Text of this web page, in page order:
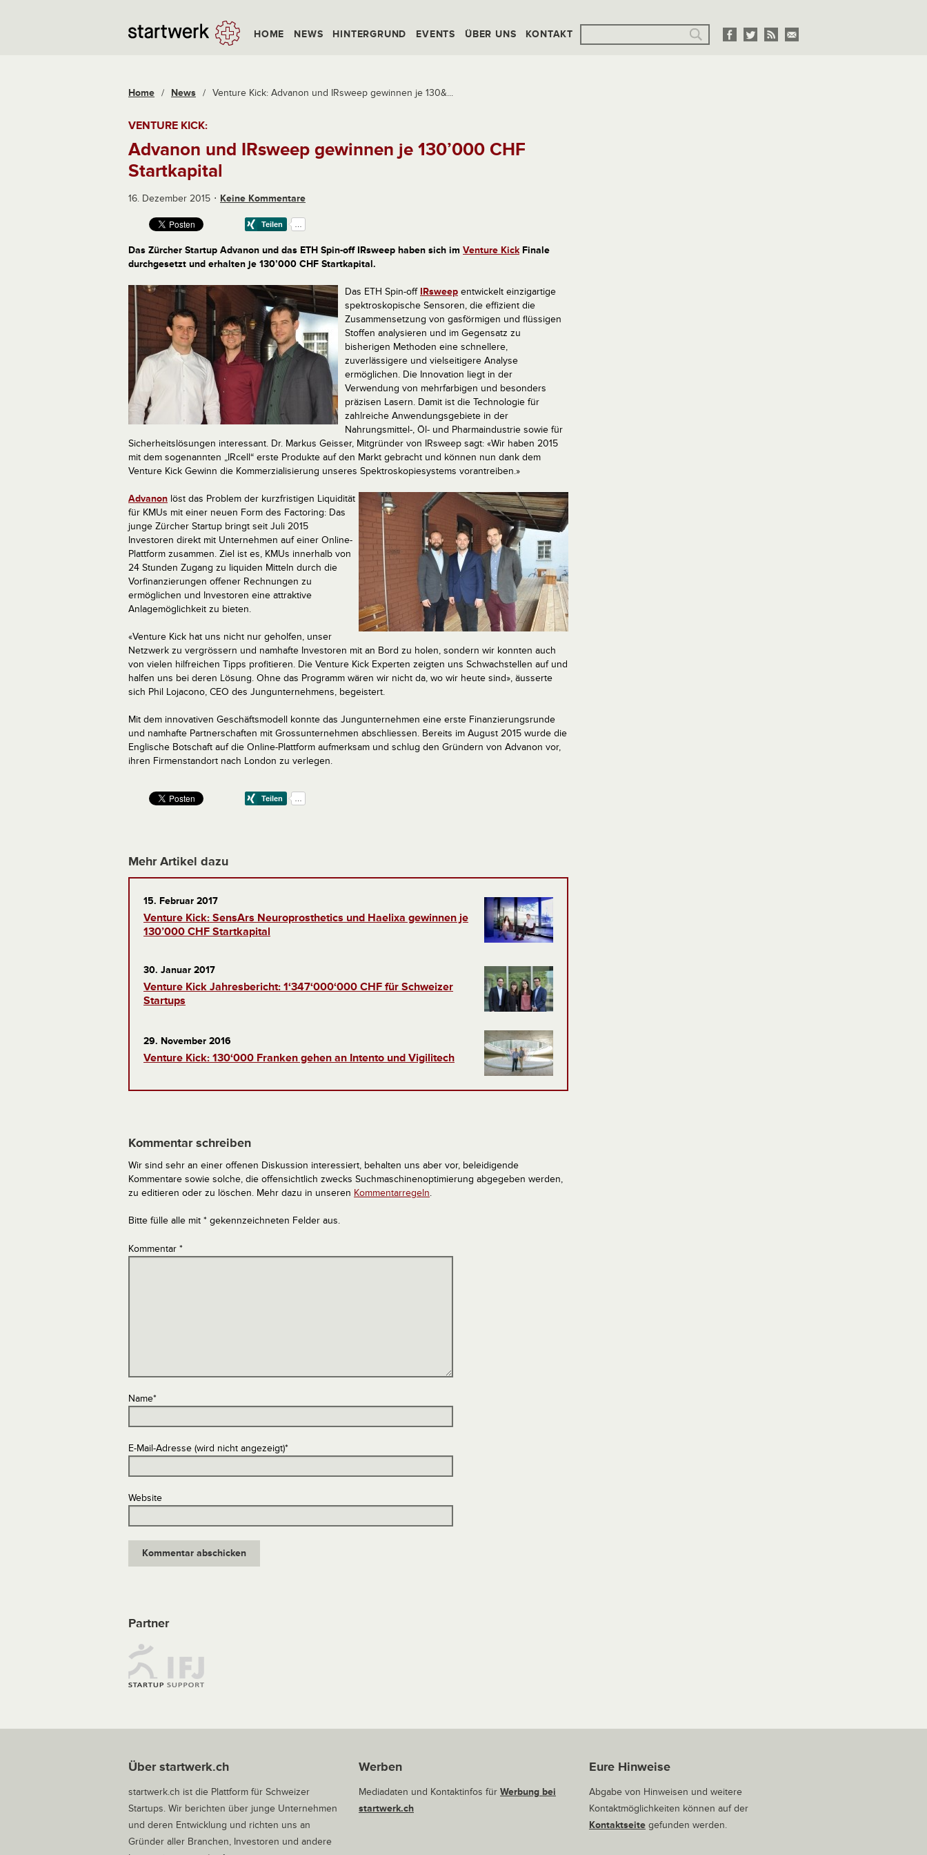
HOME NEWS HINTERGRUND EVENTS ÜBER UNS KONTAKT
Home / News / Venture Kick: Advanon und IRsweep gewinnen je 130&...
VENTURE KICK:
Advanon und IRsweep gewinnen je 130’000 CHF
Startkapital
16. Dezember 2015 Keine Kommentare
Das Zürcher Startup Advanon und das ETH Spin-off IRsweep haben sich im Venture KickFinale
durchgesetzt und erhalten je 130’000 CHF Startkapital.
Das ETH Spin-off IRsweep entwickelt einzigartige
spektroskopische Sensoren, die effizient die
Zusammensetzung von gasförmigen und flüssigen
Stoffen analysieren und im Gegensatz zu
bisherigen Methoden eine schnellere,
zuverlässigere und vielseitigere Analyse
ermöglichen. Die Innovation liegt in der
Verwendung von mehrfarbigen und besonders
präzisen Lasern. Damit ist die Technologie für
zahlreiche Anwendungsgebiete in der
Nahrungsmittel-, Öl- und Pharmaindustrie sowie für
Sicherheitslösungen interessant. Dr. Markus Geisser, Mitgründer von IRsweep sagt: «Wir haben 2015
mit dem sogenannten „IRcell“ erste Produkte auf den Markt gebracht und können nun dank dem
Venture Kick Gewinn die Kommerzialisierung unseres Spektroskopiesystems vorantreiben.»
Advanon löst das Problem der kurzfristigen Liquidität
für KMUs mit einer neuen Form des Factoring: Das
junge Zürcher Startup bringt seit Juli 2015
Investoren direkt mit Unternehmen auf einer Online-
Plattform zusammen. Ziel ist es, KMUs innerhalb von
24 Stunden Zugang zu liquiden Mitteln durch die
Vorfinanzierungen offener Rechnungen zu
ermöglichen und Investoren eine attraktive
Anlagemöglichkeit zu bieten.
«Venture Kick hat uns nicht nur geholfen, unser
Netzwerk zu vergrössern und namhafte Investoren mit an Bord zu holen, sondern wir konnten auch
von vielen hilfreichen Tipps profitieren. Die Venture Kick Experten zeigten uns Schwachstellen auf und
halfen uns bei deren Lösung. Ohne das Programm wären wir nicht da, wo wir heute sind», äusserte
sich Phil Lojacono, CEO des Jungunternehmens, begeistert.
Mit dem innovativen Geschäftsmodell konnte das Jungunternehmen eine erste Finanzierungsrunde
und namhafte Partnerschaften mit Grossunternehmen abschliessen. Bereits im August 2015 wurde die
Englische Botschaft auf die Online-Plattform aufmerksam und schlug den Gründern von Advanon vor,
ihren Firmenstandort nach London zu verlegen.
Mehr Artikel dazu
15. Februar 2017
Venture Kick: SensArs Neuroprosthetics und Haelixa gewinnen je
130’000 CHF Startkapital
30. Januar 2017
Venture Kick Jahresbericht: 1‘347‘000‘000 CHF für Schweizer
Startups
29. November 2016
Venture Kick: 130‘000 Franken gehen an Intento und Vigilitech
Kommentar schreiben
Wir sind sehr an einer offenen Diskussion interessiert, behalten uns aber vor, beleidigende
Kommentare sowie solche, die offensichtlich zwecks Suchmaschinenoptimierung abgegeben werden,
zu editieren oder zu löschen. Mehr dazu in unseren Kommentarregeln.
Bitte fülle alle mit * gekennzeichneten Felder aus.
Kommentar *
Name*
E-Mail-Adresse (wird nicht angezeigt)*
Website
Partner
Über startwerk.ch
startwerk.ch ist die Plattform für Schweizer
Startups. Wir berichten über junge Unternehmen
und deren Entwicklung und richten uns an
Gründer aller Branchen, Investoren und andere
Werben
Mediadaten und Kontaktinfos für Werbung bei
startwerk.ch
Eure Hinweise
Abgabe von Hinweisen und weitere
Kontaktmöglichkeiten können auf der
Kontaktseitegefunden werden.